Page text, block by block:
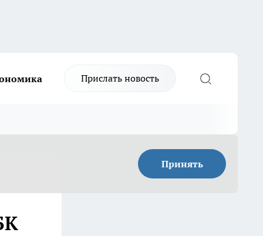
Прислать новость
Принять